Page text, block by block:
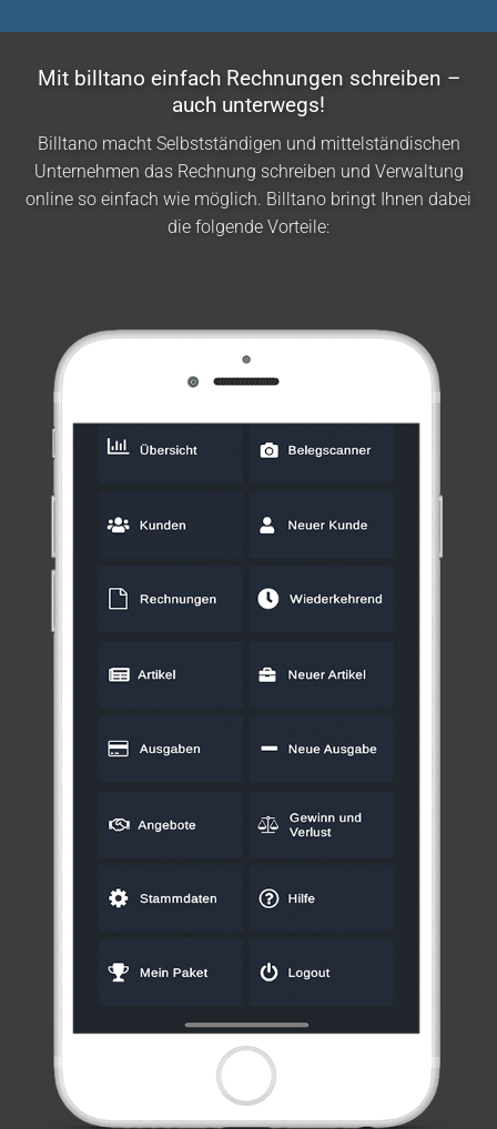
Mit billtano einfach Rechnungen schreiben –
auch unterwegs!
Billtano macht Selbstständigen und mittelständischen
Unternehmen das Rechnung schreiben und Verwaltung
online so einfach wie möglich. Billtano bringt Ihnen dabei
die folgende Vorteile: